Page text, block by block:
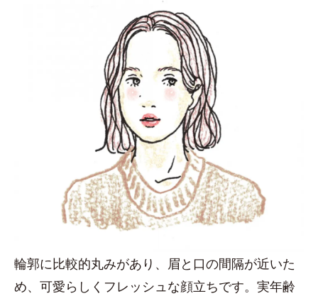
輪郭に比較的丸みがあり、眉と口の間隔が近いた
め、可愛らしくフレッシュな顔立ちです。実年齢